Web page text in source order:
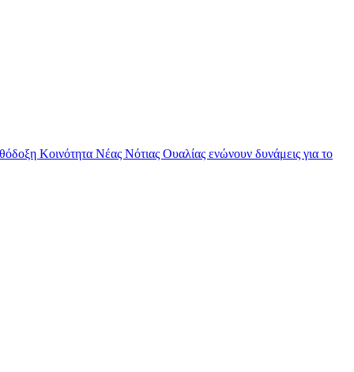
Κοινότητα Νέας Νότιας Ουαλίας ενώνουν δυνάμεις για το